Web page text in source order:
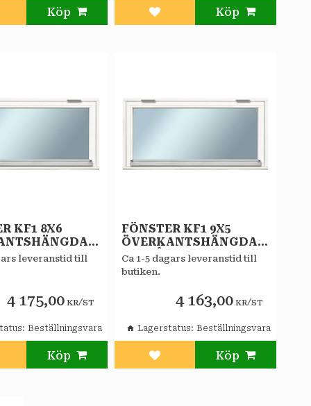
till i favoriter Lägg till i favoriter
KF1 8X6
STAR
2-GLAS
leveranstid till
4 175,00KR/ST
till i favoriter
Beställningsvara
FÖNSTER KF1 9X5
ÖVERKANTSHÄNGDA
VITMÅLAT STAR
ALLMOGE 2-GLAS
Ca 1-5 dagars leveranstid till
butiken.
4 163,00 KR/ST
Lägg till i favoriter
Lagerstatus Beställningsvara